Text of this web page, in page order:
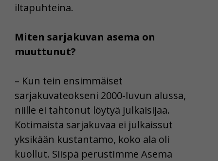
iltapuhteina.
Miten sarjakuvan asema on
muuttunut?
– Kun tein ensimmäiset
sarjakuvateokseni 2000-luvun alussa,
niille ei tahtonut löytyä julkaisijaa.
Kotimaista sarjakuvaa ei julkaissut
yksikään kustantamo, koko ala oli
kuollut. Siispä perustimme Asema